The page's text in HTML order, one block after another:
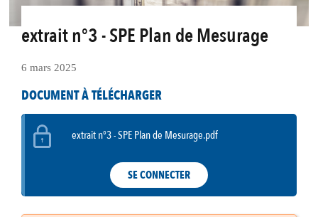
extrait n°3 - SPE Plan de Mesurage
6 mars 2025
DOCUMENT À TÉLÉCHARGER
extrait n°3 - SPE Plan de Mesurage.pdf
SE CONNECTER